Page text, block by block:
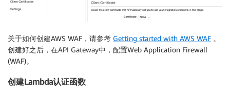
关于如何创建AWS WAF，请参考 Getting started with AWS WAF 。
创建好之后，在API Gateway中，配置Web Application Firewall
(WAF)。
创建Lambda认证函数